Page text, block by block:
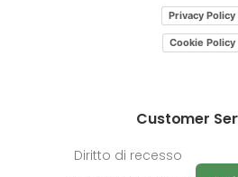
Privacy Policy
Cookie Policy
Customer
Diritto di recesso